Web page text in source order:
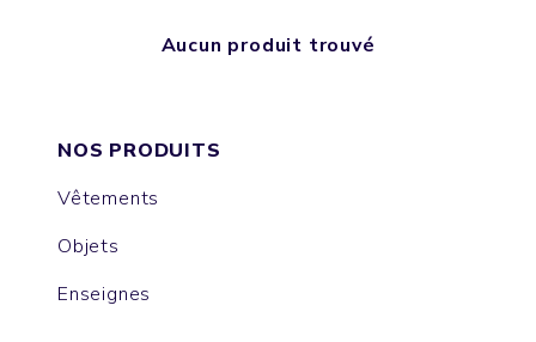
Aucun produit trouvé
NOS PRODUITS
Vêtements
Objets
Enseignes